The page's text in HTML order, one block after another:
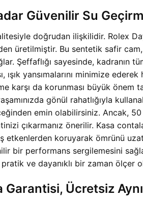
Güvenilir Su
doğrudan ilişkilidir. Rolex
üretilmiştir. Bu sentetik safir
Şeffaflığı sayesinde, kadranın
yansımalarını minimize
karşı da korunması büyük
gönül rahatlığıyla
emin olabilirsiniz. Ancak,
çıkarmanız önerilir. Kasa
etkenlerden koruyarak ömrünü
bir performans sergilemesini
ve dayanıklı bir zaman ölçer
Ücretsiz